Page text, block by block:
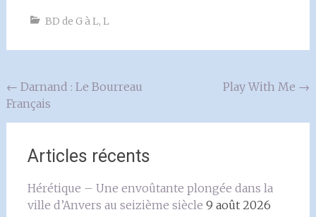
BD de G à L, L
Navigation
de
← Darnand : Le Bourreau
Français
Play With Me →
Articles récents
Hérétique – Une envoûtante plongée dans la
ville d’Anvers au seizième siècle 9 août 2026